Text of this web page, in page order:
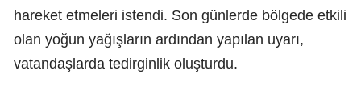
hareket etmeleri istendi. Son günlerde bölgede etkili
olan yoğun yağışların ardından yapılan uyarı,
vatandaşlarda tedirginlik oluşturdu.